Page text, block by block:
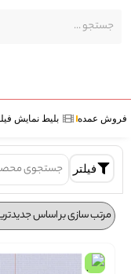
عمده بلیط نمایش فیلم
فیلتر